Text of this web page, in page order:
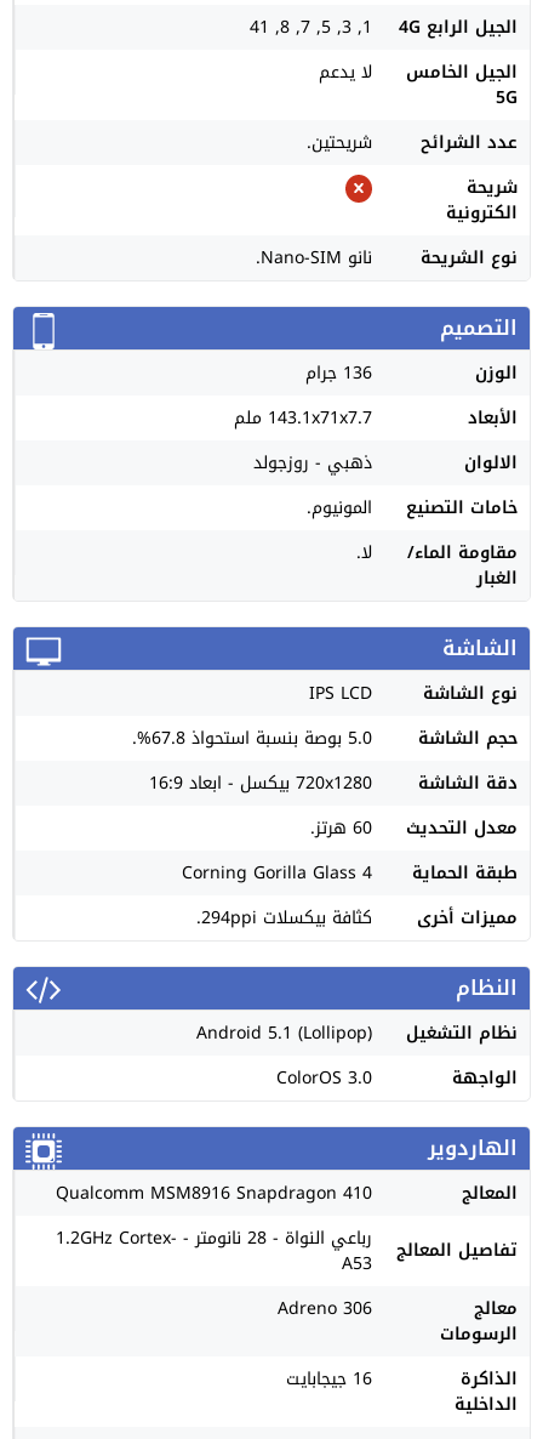
الجيل الرابع 4G
1, 3, 5, 7, 8, 41
الجيل الخامس
5G
لا يدعم
عدد الشرائح
شريحتين.
شريحة
الكترونية
نوع الشريحة
نانو Nano-SIM.
التصميم
الوزن
136 جرام
الأبعاد
143.1x71x7.7 ملم
الالوان
ذهبي - روزجولد
خامات التصنيع
المونيوم.
مقاومة الماء/
الغبار
لا.
الشاشة
نوع الشاشة
IPS LCD
حجم الشاشة
5.0 بوصة بنسبة استحواذ 67.8%.
دقة الشاشة
720x1280 بيكسل - ابعاد 16:9
معدل التحديث
60 هرتز.
طبقة الحماية
Corning Gorilla Glass 4
مميزات أخرى
كثافة بيكسلات 294ppi.
النظام
نظام التشغيل
Android 5.1 (Lollipop)
الواجهة
ColorOS 3.0
الهاردوير
المعالج
Qualcomm MSM8916 Snapdragon 410
تفاصيل المعالج
رباعي النواة - 28 نانومتر - 1.2GHz Cortex-
A53
معالج
الرسومات
Adreno 306
الذاكرة
الداخلية
16 جيجابايت